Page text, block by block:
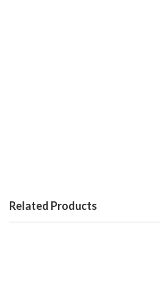
Related Products